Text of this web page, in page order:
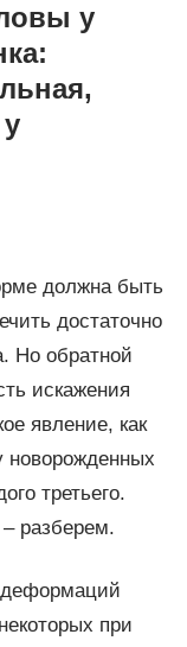
у
должна быть
достаточно
Но обратной
искажения
явление, как
новорожденных
третьего.
разберем.
деформаций
при